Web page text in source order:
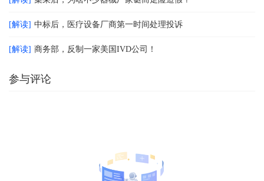
[解读] 中标后，医疗设备厂商第一时间处理投诉
[解读] 商务部，反制一家美国IVD公司！
参与评论